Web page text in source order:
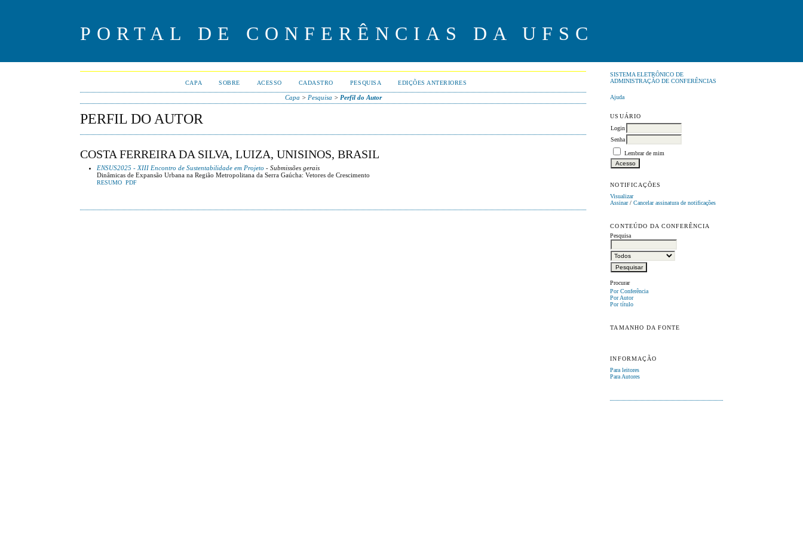
PORTAL DE CONFERÊNCIAS DA UFSC
SISTEMA ELETRÔNICO DE
ADMINISTRAÇÃO DE CONFERÊNCIAS
Ajuda
USUÁRIO
Login
Senha
Lembrar de mim
NOTIFICAÇÕES
Visualizar
Assinar/Cancelar assinatura de notificações
CONTEÚDO DA CONFERÊNCIA
Pesquisa
Procurar
Por Conferência
Por Autor
Por título
TAMANHO DA FONTE
INFORMAÇÃO
Para leitores
Para Autores
CAPA SOBRE ACESSO CADASTRO PESQUISA EDIÇÕES ANTERIORES
Capa > Pesquisa > Perfil do Autor
PERFIL DO AUTOR
COSTA FERREIRA DA SILVA, LUIZA, UNISINOS, BRASIL
ENSUS2025 - XIII Encontro de Sustentabilidade em Projeto - Submissões gerais
Dinâmicas de Expansão Urbana na Região Metropolitana da Serra Gaúcha: Vetores de Crescimento
RESUMO PDF